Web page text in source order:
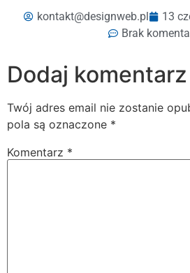
kontakt@designweb.pl 13
Brak
Dodaj komentarz
Twój adres email nie zostanie
pola są oznaczone *
Komentarz *